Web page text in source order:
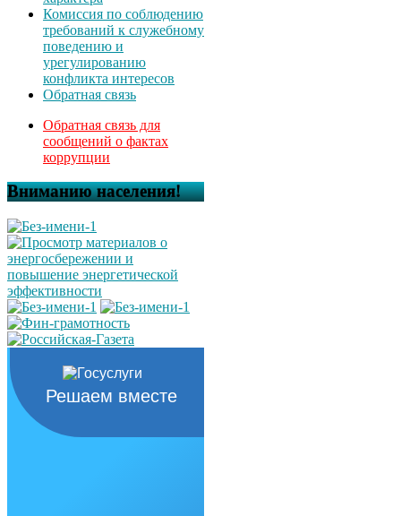
Комиссия по соблюдению
требований к служебному
поведению и
урегулированию
конфликта интересов
Обратная связь
Обратная связь для
сообщений о фактах
коррупции
Вниманию населения!
Решаем вместе